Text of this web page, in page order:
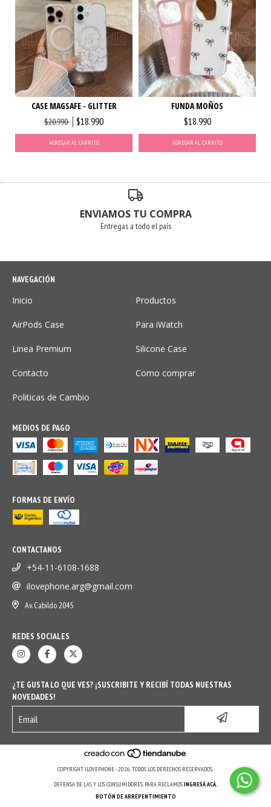
CASE MAGSAFE - GLITTER
$20.990 $18.990
AGREGAR AL CARRITO
FUNDA MOÑOS
$18.990
AGREGAR AL CARRITO
ENVIAMOS TU COMPRA
Entregas a todo el país
NAVEGACIÓN
Inicio Productos
AirPods Case Para iWatch
Linea Premium Silicone Case
Contacto Como comprar
Politicas de Cambio
MEDIOS DE PAGO
FORMAS DE ENVÍO
CONTACTANOS
+54-11-6108-1688
ilovephone.arg@gmail.com
Av. Cabildo 2045
REDES SOCIALES
¿TE GUSTA LO QUE VES? ¡SUSCRIBITE Y RECIBÍ TODAS NUESTRAS
NOVEDADES!
COPYRIGHT ILOVEPHONE - 2026. TODOS LOS DERECHOS RESERVADOS.
DEFENSA DE LAS Y LOS CONSUMIDORES. PARA RECLAMOSINGRESÁ ACÁ.
BOTÓN DE ARREPENTIMIENTO